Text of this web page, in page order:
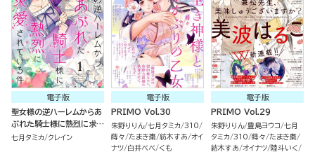
電子版
聖女様の逆ハーレムからあ
ぶれた騎士様に熱烈に求愛
されている件（分冊版）
七月タミカ クレイン
電子版
PRIMO Vol.30
朱野りりん 七月タミカ
310
蒔々 たまき棗 紡木すあ オイ
ナツ 白井べべ
くも
電子版
PRIMO Vol.29
朱野りりん 豊島ヨウコ 七月
タミカ
310 蒔々 たまき棗
紡木すあ オイナツ 陸斗いく